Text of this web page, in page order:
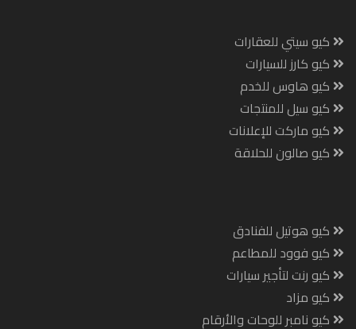
كيو سيتي للعقارات
كيو كارز للسيارات
كيو هاوس للخدم
كيو سيل للمنتجات
كيو ماركت للإعلانات
كيو صالون للحلاقة
كيو هوتيل للفنادق
كيو فوود للمطاعم
كيو رنت لتأجير سيارات
كيو مزاد
كيو نامبر للوحات والأرقام